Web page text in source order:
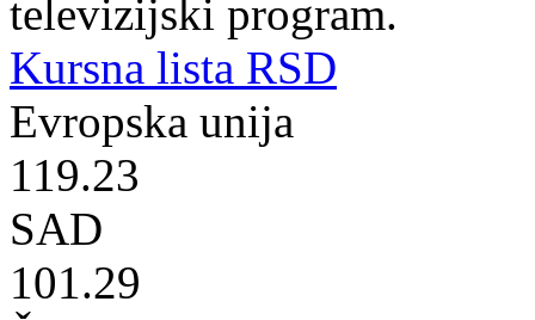
televizijski program.
Kursna lista RSD
Evropska unija
119.23
SAD
101.29